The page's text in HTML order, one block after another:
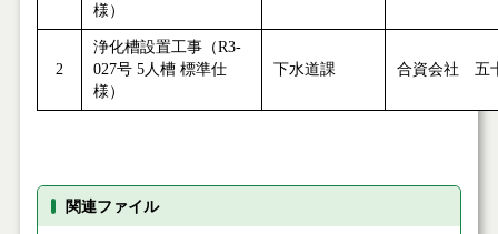
様）
2
浄化槽設置工事（R3-
027号 5人槽 標準仕
様）
下水道課 合資会社 五
関連ファイル